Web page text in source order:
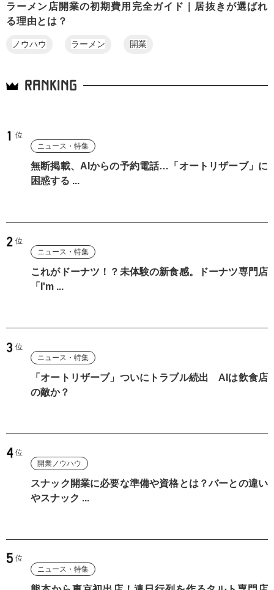
ラーメン店開業の初期費用完全ガイド｜居抜きが選ばれ
る理由とは？
ノウハウ ラーメン 開業
RANKING
ニュース・特集
無断掲載、AIからの予約電話…「オートリザーブ」に
困惑する ...
ニュース・特集
これがドーナツ！？未体験の新食感。ドーナツ専門店
「I'm ...
ニュース・特集
「オートリザーブ」ついにトラブル続出 AIは飲食店
の敵か？
開業ノウハウ
スナック開業に必要な準備や資格とは？バーとの違い
やスナック ...
ニュース・特集